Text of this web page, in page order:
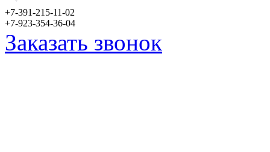
+7-391-215-11-02
+7-923-354-36-04
Заказать звонок